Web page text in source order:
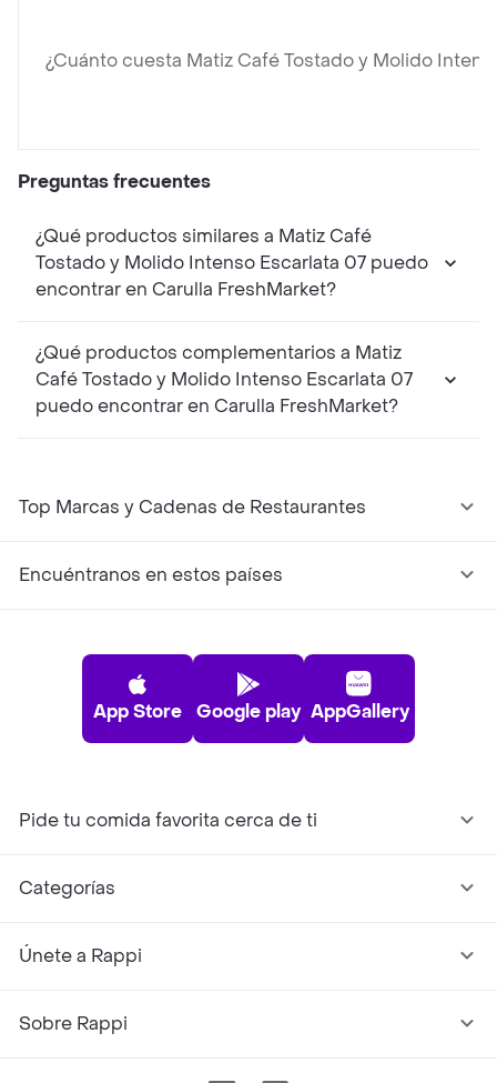
¿Cuánto cuesta Matiz Café Tostado y Molido
Preguntas frecuentes
¿Qué productos similares a Matiz Café
Tostado y Molido Intenso Escarlata 07 puedo
encontrar en Carulla FreshMarket?
¿Qué productos complementarios a Matiz
Café Tostado y Molido Intenso Escarlata 07
puedo encontrar en Carulla FreshMarket?
Top Marcas y Cadenas de Restaurantes
Encuéntranos en estos países
App Store Google play AppGallery
Pide tu comida favorita cerca de ti
Categorías
Únete a Rappi
Sobre Rappi